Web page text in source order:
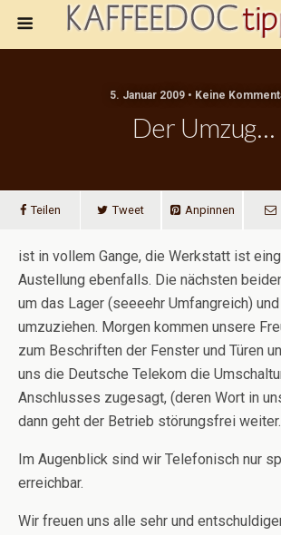
5. Januar 2009 • Keine
Der Umzug…
Teilen Tweet Anpinnen
ist in vollem Gange, die Werkstatt ist
Austellung ebenfalls. Die nächsten
um das Lager (seeeehr Umfangreich)
umzuziehen. Morgen kommen unsere
zum Beschriften der Fenster und Türen
uns die Deutsche Telekom die
Anschlusses zugesagt, (deren Wort in
dann geht der Betrieb störungsfrei weiter.
Im Augenblick sind wir Telefonisch nur
erreichbar.
Wir freuen uns alle sehr und